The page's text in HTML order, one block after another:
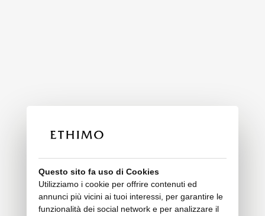
Questo sito fa uso di Cookies
Utilizziamo i cookie per offrire contenuti ed
annunci più vicini ai tuoi interessi, per garantire le
funzionalità dei social network e per analizzare il